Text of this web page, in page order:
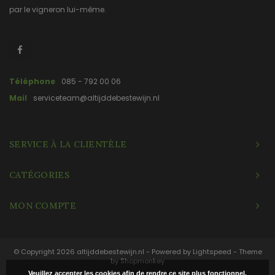
par le vigneron lui-même.
Téléphone
085 - 792 00 06
Mail
serviceteam@altijddebestewijn.nl
SERVICE À LA CLIENTÈLE
CATÉGORIES
MON COMPTE
© Copyright 2026 altijddebestewijn.nl - Powered by Lightspeed - Theme
by Shopmonkey
Veuillez accepter les cookies afin de rendre ce site plus fonctionnel.